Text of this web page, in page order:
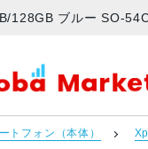
128GB ブルー SO-
ット
トフォン（本体）